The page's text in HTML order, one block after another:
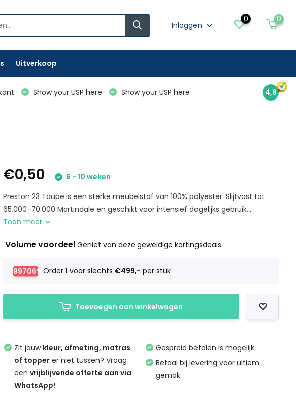
Inloggen
0 0
Uitverkoop
Show your USP here Show your USP here 4,8
€0,50
6 - 10 weken
Preston 23 Taupe is een sterke meubelstof van 100% polyester. Slijtvast tot
65.000–70.000 Martindale en geschikt voor intensief dagelijks gebruik....
Toon meer
Volume voordeelGeniet van deze geweldige kortingsdeals
-99706% Order1 voor slechts €499,- per stuk
Toevoegen aan winkelwagen
Zit jouw kleur, afmeting, matras
of topper er niet tussen? Vraag
eenvrijblijvende offerte aan via
WhatsApp!
Gespreid betalen is mogelijk
Betaal bij levering voor ultiem
gemak.